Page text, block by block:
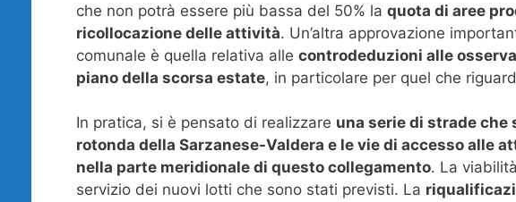
che non potrà essere più bassa del 50% la quota di aree
ricollocazione delle attività. Un’altra approvazione
comunale è quella relativa alle controdeduzioni alle
piano della scorsa estate, in particolare per quel che
In pratica, si è pensato di realizzare una serie di strade che
rotonda della Sarzanese-Valdera e le vie di accesso alle
nella parte meridionale di questo collegamento. La
servizio dei nuovi lotti che sono stati previsti. La